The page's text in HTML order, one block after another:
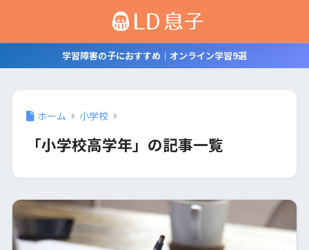
学習障害の子におすすめ｜オンライン学習9選
ホーム 小学校
「小学校高学年」の記事一覧